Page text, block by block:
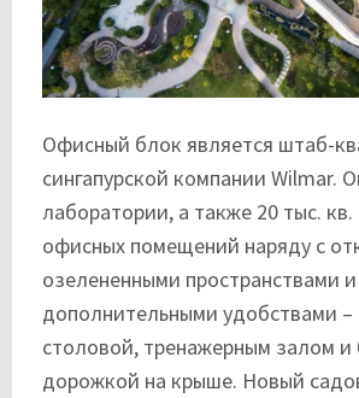
Офисный блок является штаб-
сингапурской компании Wilmar.
лаборатории, а также 20 тыс.
офисных помещений наряду с
озелененными пространствами и
дополнительными удобствами –
столовой, тренажерным залом и
дорожкой на крыше. Новый